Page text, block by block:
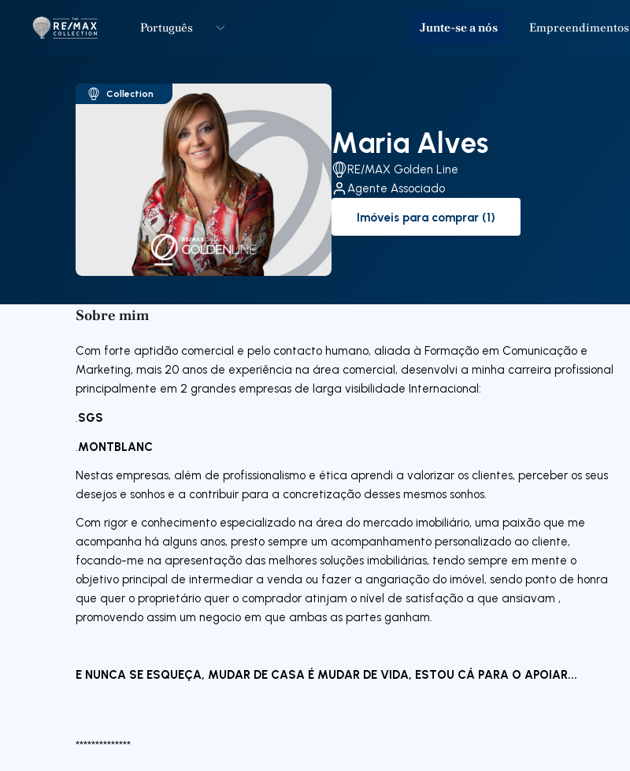
LogoIr para página inicial
Português Junte-se a nós Empreendimentos
Collection
Maria Alves
RE/MAX Golden Line
Agente Associado
to-buy-listing
Imóveis para comprar (1)
Sobre mim
Com forte aptidão comercial e pelo contacto humano, aliada à Formação em Comunicação e
Marketing, mais 20 anos de experiência na área comercial, desenvolvi a minha carreira profissional
principalmente em 2 grandes empresas de larga visibilidade Internacional:
.SGS
.MONTBLANC
Nestas empresas, além de profissionalismo e ética aprendi a valorizar os clientes, perceber os seus
desejos e sonhos e a contribuir para a concretização desses mesmos sonhos.
Com rigor e conhecimento especializado na área do mercado imobiliário, uma paixão que me
acompanha há alguns anos, presto sempre um acompanhamento personalizado ao cliente,
focando-me na apresentação das melhores soluções imobiliárias, tendo sempre em mente o
objetivo principal de intermediar a venda ou fazer a angariação do imóvel, sendo ponto de honra
que quer o proprietário quer o comprador atinjam o nível de satisfação a que ansiavam ,
promovendo assim um negocio em que ambas as partes ganham.
E NUNCA SE ESQUEÇA, MUDAR DE CASA É MUDAR DE VIDA, ESTOU CÁ PARA O APOIAR...
**************